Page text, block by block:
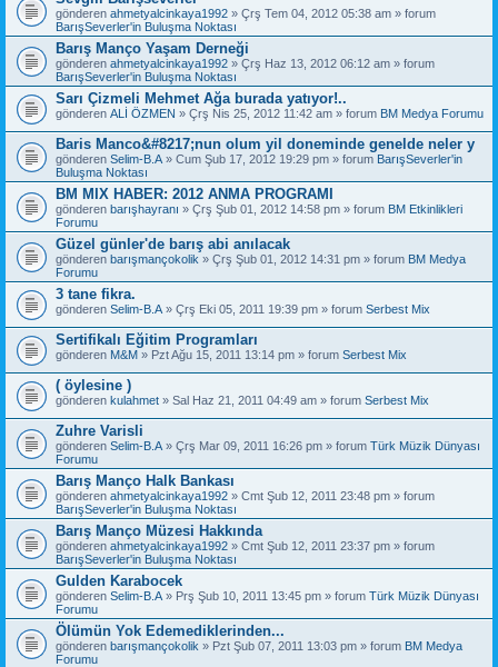
gönderen ahmetyalcinkaya1992 » Çrş Tem 04, 2012 05:38 am » forum
BarışSeverler'in Buluşma Noktası
Barış Manço Yaşam Derneği
gönderen ahmetyalcinkaya1992 » Çrş Haz 13, 2012 06:12 am » forum
BarışSeverler'in Buluşma Noktası
Sarı Çizmeli Mehmet Ağa burada yatıyor!..
gönderen ALİ ÖZMEN » Çrş Nis 25, 2012 11:42 am » forum BM Medya Forumu
Baris Manco&#8217;nun olum yil doneminde genelde neler y
gönderen Selim-B.A » Cum Şub 17, 2012 19:29 pm » forum BarışSeverler'in
Buluşma Noktası
BM MIX HABER: 2012 ANMA PROGRAMI
gönderen barışhayranı » Çrş Şub 01, 2012 14:58 pm » forum BM Etkinlikleri
Forumu
Güzel günler'de barış abi anılacak
gönderen barışmançokolik » Çrş Şub 01, 2012 14:31 pm » forum BM Medya
Forumu
3 tane fikra.
gönderen Selim-B.A » Çrş Eki 05, 2011 19:39 pm » forum Serbest Mix
Sertifikalı Eğitim Programları
gönderen M&M » Pzt Ağu 15, 2011 13:14 pm » forum Serbest Mix
( öylesine )
gönderen kulahmet » Sal Haz 21, 2011 04:49 am » forum Serbest Mix
Zuhre Varisli
gönderen Selim-B.A » Çrş Mar 09, 2011 16:26 pm » forum Türk Müzik Dünyası
Forumu
Barış Manço Halk Bankası
gönderen ahmetyalcinkaya1992 » Cmt Şub 12, 2011 23:48 pm » forum
BarışSeverler'in Buluşma Noktası
Barış Manço Müzesi Hakkında
gönderen ahmetyalcinkaya1992 » Cmt Şub 12, 2011 23:37 pm » forum
BarışSeverler'in Buluşma Noktası
Gulden Karabocek
gönderen Selim-B.A » Prş Şub 10, 2011 13:45 pm » forum Türk Müzik Dünyası
Forumu
Ölümün Yok Edemediklerinden...
gönderen barışmançokolik » Pzt Şub 07, 2011 13:03 pm » forum BM Medya
Forumu